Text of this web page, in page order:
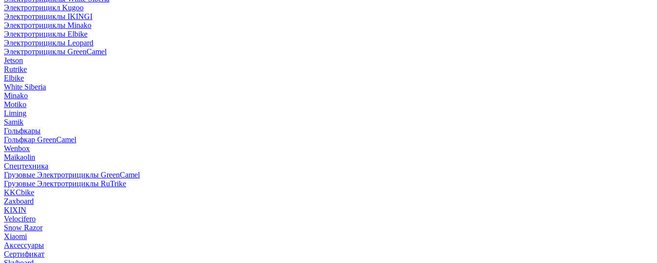
Электротрицикл Kugoo
Электротрициклы IKINGI
Электротрициклы Minako
Электротрициклы Elbike
Электротрициклы Leopard
Электротрициклы GreenCamel
Jetson
Rutrike
Elbike
White Siberia
Minako
Motiko
Liming
Samik
Гольфкары
Гольфкар GreenCamel
Wenbox
Maikaolin
Спецтехника
Грузовые Электротрициклы GreenCamel
Грузовые Электротрициклы RuTrike
KKCbike
Zaxboard
KIXIN
Velocifero
Snow Razor
Xiaomi
Аксессуары
Сертификат